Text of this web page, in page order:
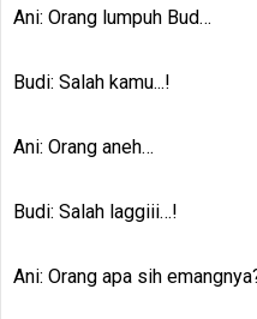
Ani: Orang lumpuh Bud…
Budi: Salah kamu...!
Ani: Orang aneh…
Budi: Salah laggiii…!
Ani: Orang apa sih